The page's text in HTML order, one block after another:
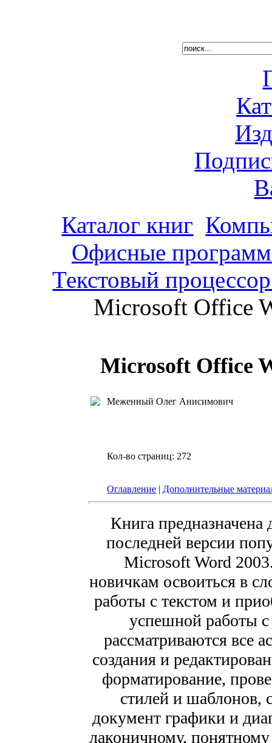
Каталог книг
Офисные
Текстовый
Microsoft Office
Microsoft Office
Меженный Олег Анисимович
Кол-во страниц: 272
Оглавление | Дополнительные
Книга предназначена
последней версии
Microsoft Word
новичкам освоиться в
работы с текстом и
успешной работы
рассматриваются все
создания и
форматирование,
стилей и шаблонов,
документ графики и
лаконичному,